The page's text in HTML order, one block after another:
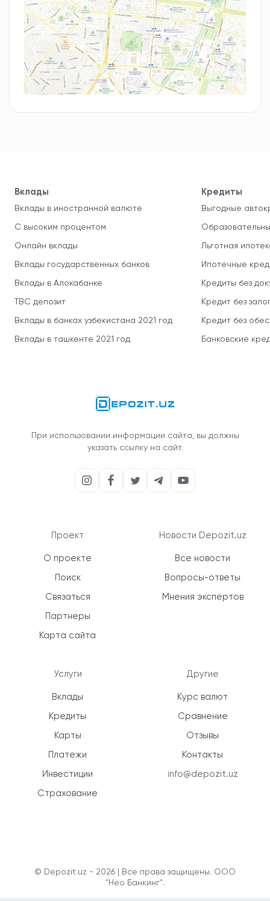
Вклады
Вклады в иностранной валюте
С высоким процентом
Онлайн вклады
Вклады государственных банков
Вклады в Алокабанке
TBC депозит
Вклады в банках узбекистана 2021 год
Вклады в ташкенте 2021 год
Кредиты
Выгодные
Льготная
Ипотечные
Кредиты без
Кредит без
Кредит без
Банковские
При использовании информации сайта, вы должны
указать ссылку на сайт.
Проект
О проекте
Поиск
Связаться
Партнеры
Карта сайта
Услуги
Вклады
Кредиты
Карты
Платежи
Инвестиции
Страхование
Новости Depozit.uz
Все новости
Вопросы-ответы
Мнения экспертов
Другие
Курс валют
Сравнение
Отзывы
Контакты
info@depozit.uz
© Depozit.uz - 2026 | Все права защищены. ООО
"Нео Банкинг".